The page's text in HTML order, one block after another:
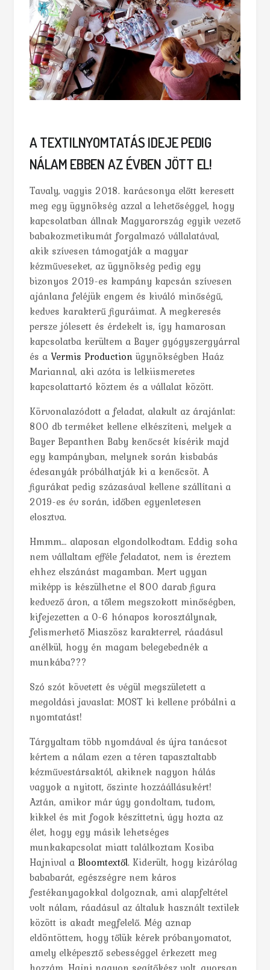
A TEXTILNYOMTATÁS IDEJE PEDIG
NÁLAM EBBEN AZ ÉVBEN JÖTT EL!
Tavaly, vagyis 2018. karácsonya előtt keresett
meg egy ügynökség azzal a lehetőséggel, hogy
kapcsolatban állnak Magyarország egyik vezető
babakozmetikumát forgalmazó vállalatával,
akik szívesen támogatják a magyar
kézműveseket, az ügynökség pedig egy
bizonyos 2019-es kampány kapcsán szívesen
ajánlana feléjük engem és kiváló minőségű,
kedves karakterű figuráimat. A megkeresés
persze jólesett és érdekelt is, így hamarosan
kapcsolatba kerültem a Bayer gyógyszergyárral
és a Vermis Productionügynökségben Haáz
Mariannal, aki azóta is lelkiismeretes
kapcsolattartó köztem és a vállalat között.
Körvonalazódott a feladat, alakult az árajánlat:
800 db terméket kellene elkészíteni, melyek a
Bayer Bepanthen Baby kenőcsét kísérik majd
egy kampányban, melynek során kisbabás
édesanyák próbálhatják ki a kenőcsöt. A
figurákat pedig százasával kellene szállítani a
2019-es év során, időben egyenletesen
elosztva.
Hmmm… alaposan elgondolkodtam. Eddig soha
nem vállaltam efféle feladatot, nem is éreztem
ehhez elszánást magamban. Mert ugyan
miképp is készülhetne el 800 darab figura
kedvező áron, a tőlem megszokott minőségben,
kifejezetten a 0-6 hónapos korosztálynak,
felismerhető Miaszösz karakterrel, ráadásul
anélkül, hogy én magam belegebednék a
munkába???
Szó szót követett és végül megszületett a
megoldási javaslat: MOST ki kellene próbálni a
nyomtatást!
Tárgyaltam több nyomdával és újra tanácsot
kértem a nálam ezen a téren tapasztaltabb
kézművestársaktól, akiknek nagyon hálás
vagyok a nyitott, őszinte hozzáállásukért!
Aztán, amikor már úgy gondoltam, tudom,
kikkel és mit fogok készíttetni, úgy hozta az
élet, hogy egy másik lehetséges
munkakapcsolat miatt találkoztam Kosiba
Hajnival a Bloomtextől. Kiderült, hogy kizárólag
bababarát, egészségre nem káros
festékanyagokkal dolgoznak, ami alapfeltétel
volt nálam, ráadásul az általuk használt textilek
között is akadt megfelelő. Még aznap
eldöntöttem, hogy tőlük kérek próbanyomatot,
amely elképesztő sebességgel érkezett meg